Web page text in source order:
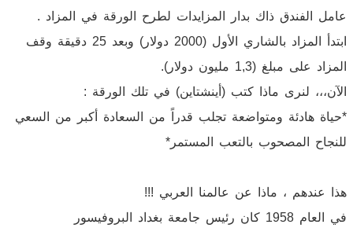
عامل الفندق ذاك بدار المزايدات لطرح الورقة في المزاد .
ابتدأ المزاد بالشاري الأول (2000 دولار) وبعد 25 دقيقة وقف
المزاد على مبلغ (1,3 مليون دولار).
الآن،،، لنرى ماذا كتب (أينشتاين) في تلك الورقة :
*حياة هادئة ومتواضعة تجلب قدراً من السعادة أكبر من السعي
للنجاح المصحوب بالتعب المستمر*
هذا عندهم ، ماذا عن عالمنا العربي !!!
في العام 1958 كان رئيس جامعة بغداد البروفيسور